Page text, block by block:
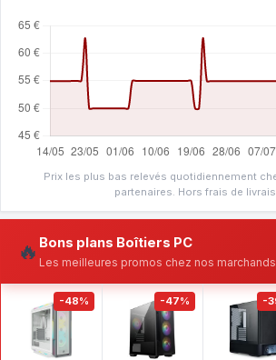
Prix les plus bas relevés quotidiennement
partenaires. Hors frais de
🔥 Bons plans Boîtiers PC
Les meilleures promos chez nos marchands
-48% -47% -